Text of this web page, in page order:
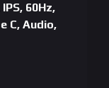
60Hz,
C, Audio,